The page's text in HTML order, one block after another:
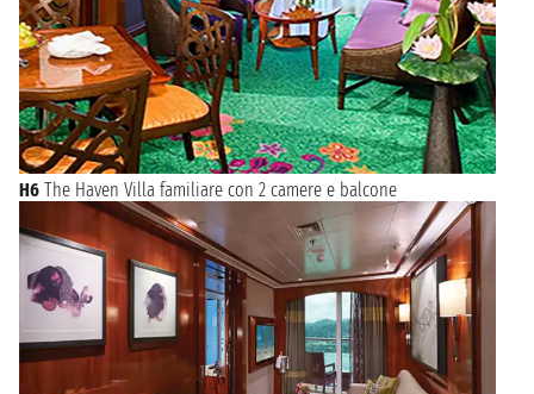
H6 The Haven Villa familiare con 2 camere e balcone